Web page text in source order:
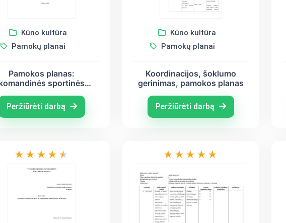
Kūno kultūra
Pamokų planai
Pamokos planas:
sportinės
Peržiūrėti darbą
Kūno kultūra
Pamokų planai
Koordinacijos, šoklumo
gerinimas, pamokos planas
Peržiūrėti darbą